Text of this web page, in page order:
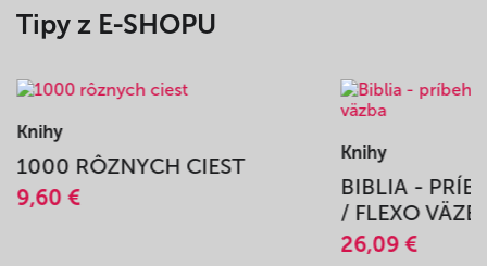
Tipy z E-SHOPU
Knihy
1000 RÔZNYCH CIEST
9,60 €
Knihy
BIBLIA -
/ FLEXO
26,09 €